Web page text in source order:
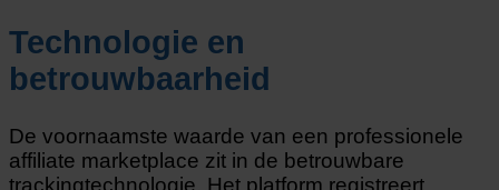
Technologie en
betrouwbaarheid
De voornaamste waarde van een professionele
affiliate marketplace zit in de betrouwbare
trackingtechnologie. Het platform registreert